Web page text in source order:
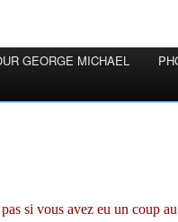
GEORGE MICHAEL
pas si vous avez eu un coup